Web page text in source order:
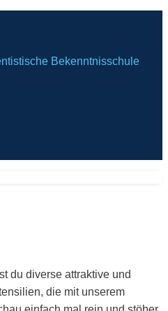
Bekenntnisschule
du diverse attraktive und
die mit unserem